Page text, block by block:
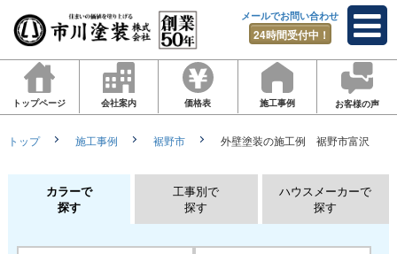
メールでお問い合わせ
24時間受付中！
トップページ 会社案内 価格表 施工事例 お客様の声
トップ 施工事例 裾野市 外壁塗装の施工例 裾野市富沢
カラーで
探す
工事別で
探す
ハウスメーカーで
探す